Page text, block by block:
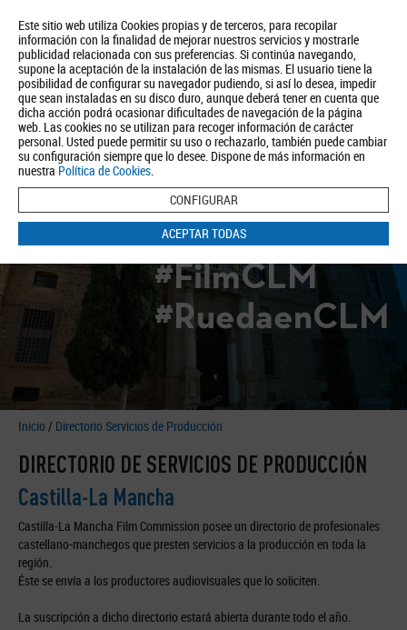
Este sitio web utiliza Cookies propias y de terceros, para recopilar
información con la finalidad de mejorar nuestros servicios y mostrarle
publicidad relacionada con sus preferencias. Si continúa navegando,
supone la aceptación de la instalación de las mismas. El usuario tiene la
posibilidad de configurar su navegador pudiendo, si así lo desea, impedir
que sean instaladas en su disco duro, aunque deberá tener en cuenta que
dicha acción podrá ocasionar dificultades de navegación de la página
web. Las cookies no se utilizan para recoger información de carácter
personal. Usted puede permitir su uso o rechazarlo, también puede cambiar
su configuración siempre que lo desee. Dispone de más información en
nuestra Política de Cookies.
CONFIGURAR
ACEPTAR TODAS
Quiénes somos Turismo Política de Privacidad Aviso Legal
Política de Cookies
BUSCAR
#FilmCLM
#RuedaenCLM
Inicio / Directorio Servicios de Producción
DIRECTORIO DE SERVICIOS DE PRODUCCIÓN
Castilla-La Mancha
Castilla-La Mancha Film Commission posee un directorio de profesionales
castellano-manchegos que presten servicios a la producción en toda la
región.
Éste se envía a los productores audiovisuales que lo soliciten.
La suscripción a dicho directorio estará abierta durante todo el año.